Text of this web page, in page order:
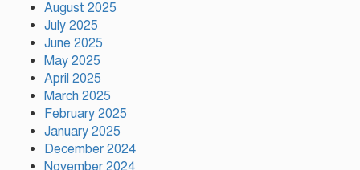
August 2025
July 2025
June 2025
May 2025
April 2025
March 2025
February 2025
January 2025
December 2024
November 2024